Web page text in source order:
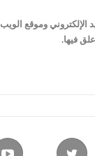
الإلكتروني وموقع
فيها.